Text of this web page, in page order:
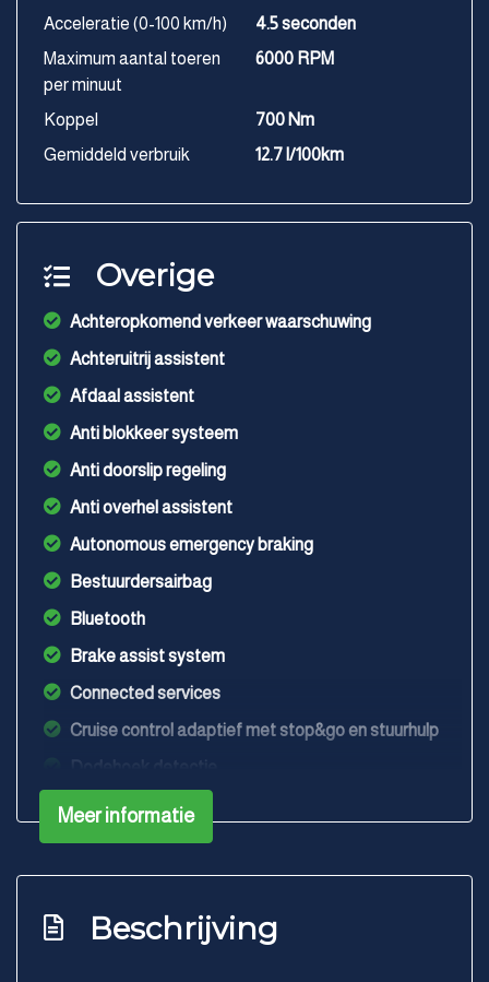
Acceleratie (0-100 km/h)
4.5 seconden
Maximum aantal toeren
per minuut
6000 RPM
Koppel
700 Nm
Gemiddeld verbruik
12.7 l/100km
Overige
Achteropkomend verkeer waarschuwing
Achteruitrij assistent
Afdaal assistent
Anti blokkeer systeem
Anti doorslip regeling
Anti overhel assistent
Autonomous emergency braking
Bestuurdersairbag
Bluetooth
Brake assist system
Connected services
Cruise control adaptief met stop&go en stuurhulp
Dodehoekdetectie met correctie
Elektrisch bedienbare achterklep met
Elektronisch stabiliteits programma
Meer informatie
Beschrijving